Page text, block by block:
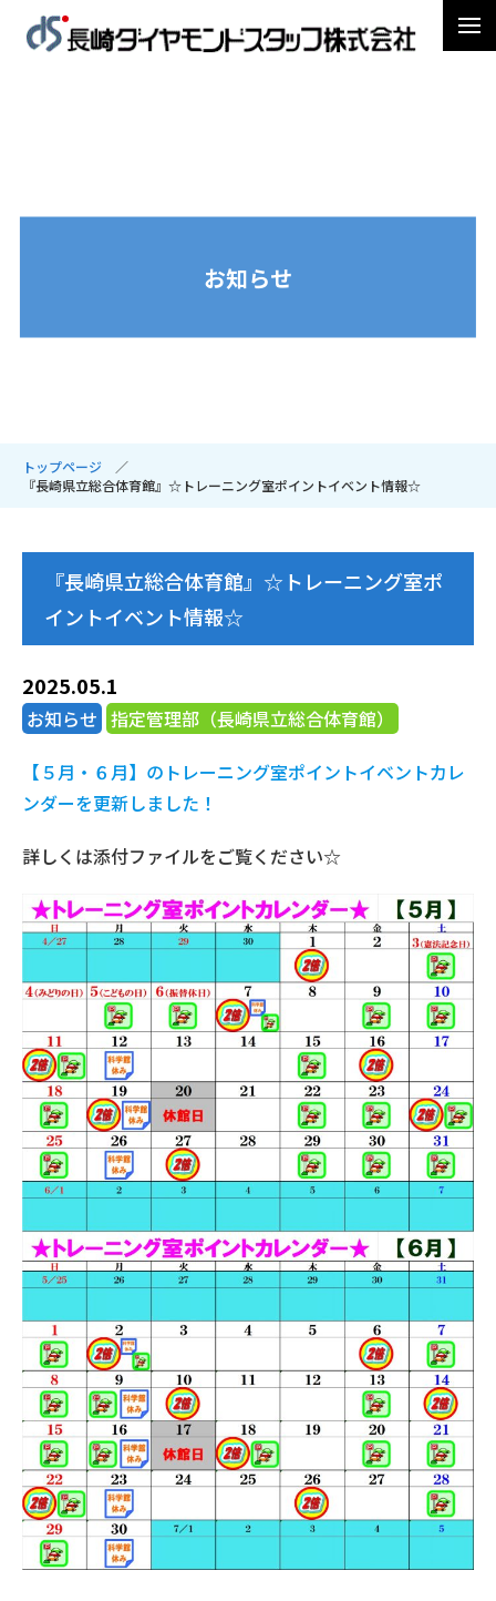
お知らせ
トップページ
『長崎県立総合体育館』☆トレーニング室ポイントイベント情報☆
『長崎県立総合体育館』☆トレーニング室ポ
イントイベント情報☆
2025.05.1
お知らせ 指定管理部（長崎県立総合体育館）
【５月・６月】のトレーニング室ポイントイベントカレ
ンダーを更新しました！
詳しくは添付ファイルをご覧ください☆